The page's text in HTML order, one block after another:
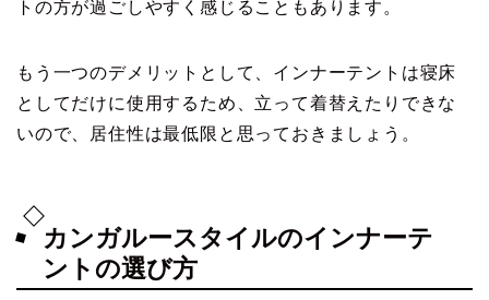
トの方が過ごしやすく感じることもあります。
もう一つのデメリットとして、インナーテントは寝床
としてだけに使用するため、立って着替えたりできな
いので、居住性は最低限と思っておきましょう。
カンガルースタイルのインナーテ
ントの選び方